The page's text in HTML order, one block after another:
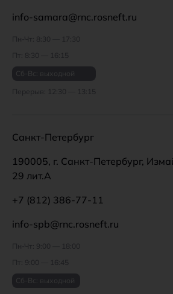
info-samara@rnc.rosneft.ru
Пн-Чт: 8:30 — 17:30
Пт: 8:30 — 16:15
Сб-Вс: выходной
Перерыв: 12:30 — 13:15
Санкт-Петербург
190005, г. Санкт-Петербург,
29 лит.А
+7 (812) 386-77-11
info-spb@rnc.rosneft.ru
Пн-Чт: 9:00 — 18:00
Пт: 9:00 — 16:45
Сб-Вс: выходной